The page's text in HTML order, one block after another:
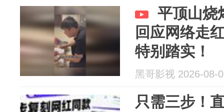
平顶山烧
回应网络走
特别踏实！
黑哥影视 2026-08-
只需三步！